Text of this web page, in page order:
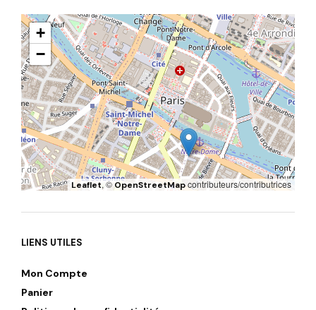
+
−
Leaflet, ©OpenStreetMapcontributeurs/contributrices
LIENS UTILES
Mon Compte
Panier